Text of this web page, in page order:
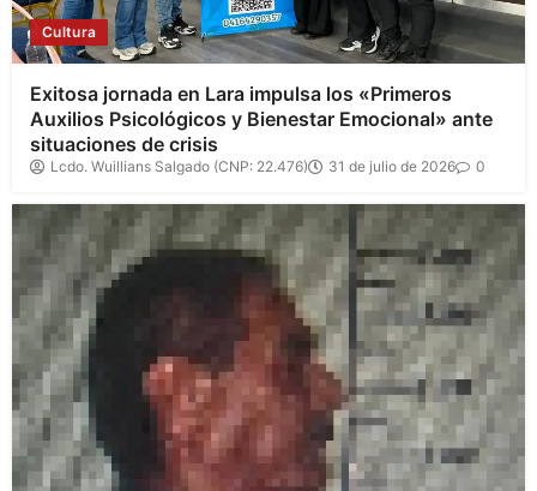
Cultura
Exitosa jornada en Lara impulsa los «Primeros
Auxilios Psicológicos y Bienestar Emocional» ante
situaciones de crisis
Lcdo. Wuillians Salgado (CNP: 22.476) 31 de julio de 2026 0